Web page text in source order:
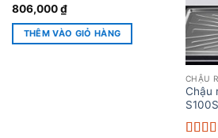
Được xếp
hạng55 sao
806,000₫
THÊM VÀO GIỎ HÀNG
CHẬU
Chậu
S100S